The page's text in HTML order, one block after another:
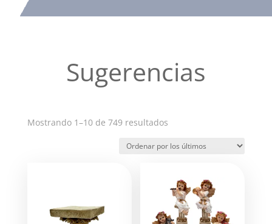
Sugerencias
Mostrando 1–10 de 749 resultadosOrdenado
los